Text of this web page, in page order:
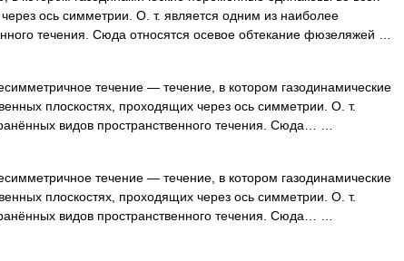
ось симметрии. О. т. является одним из наиболее
течения. Сюда относятся осевое обтекание фюзеляжей …
течение — течение, в котором газодинамические
плоскостях, проходящих через ось симметрии. О. т.
видов пространственного течения. Сюда… …
течение — течение, в котором газодинамические
плоскостях, проходящих через ось симметрии. О. т.
видов пространственного течения. Сюда… …